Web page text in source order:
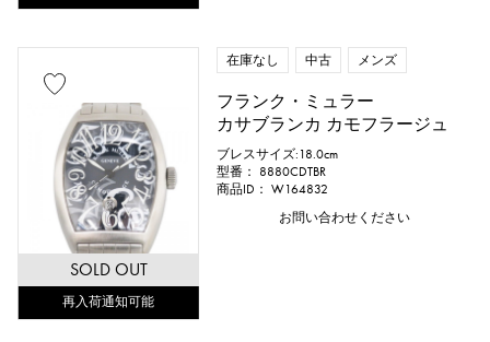
SOLD OUT
再入荷通知可能
在庫なし 中古 メンズ
フランク・ミュラー
カサブランカ カモフラージュ
ブレスサイズ:18.0cm
型番： 8880CDTBR
商品ID： W164832
お問い合わせください